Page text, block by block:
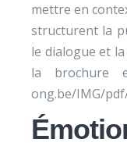
mettre en
structurent la
le dialogue et
la brochure
ong.be/IMG/